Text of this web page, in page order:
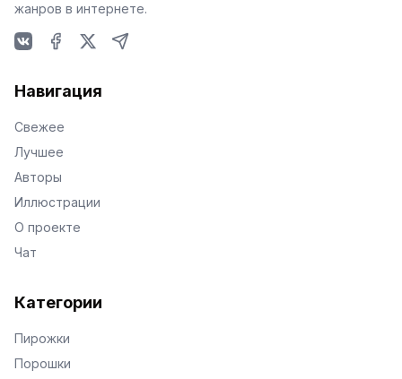
жанров в интернете.
Навигация
Свежее
Лучшее
Авторы
Иллюстрации
О проекте
Чат
Категории
Пирожки
Порошки